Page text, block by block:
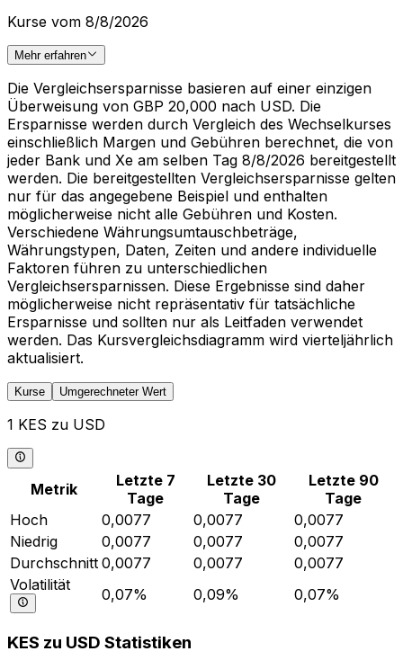
Kurse vom 8/8/2026
Mehr erfahren
Die Vergleichsersparnisse basieren auf einer einzigen
Überweisung von GBP 20,000 nach USD. Die
Ersparnisse werden durch Vergleich des Wechselkurses
einschließlich Margen und Gebühren berechnet, die von
jeder Bank und Xe am selben Tag 8/8/2026 bereitgestellt
werden. Die bereitgestellten Vergleichsersparnisse gelten
nur für das angegebene Beispiel und enthalten
möglicherweise nicht alle Gebühren und Kosten.
Verschiedene Währungsumtauschbeträge,
Währungstypen, Daten, Zeiten und andere individuelle
Faktoren führen zu unterschiedlichen
Vergleichsersparnissen. Diese Ergebnisse sind daher
möglicherweise nicht repräsentativ für tatsächliche
Ersparnisse und sollten nur als Leitfaden verwendet
werden. Das Kursvergleichsdiagramm wird vierteljährlich
aktualisiert.
Kurse Umgerechneter Wert
1 KES zu USD
Metrik
Letzte 7
Tage
Letzte 30
Tage
Letzte 90
Tage
Hoch
0,0077 0,0077
0,0077
Niedrig
0,0077 0,0077
0,0077
Durchschnitt 0,0077 0,0077
0,0077
Volatilität
0,07% 0,09% 0,07%
KES zu USD Statistiken